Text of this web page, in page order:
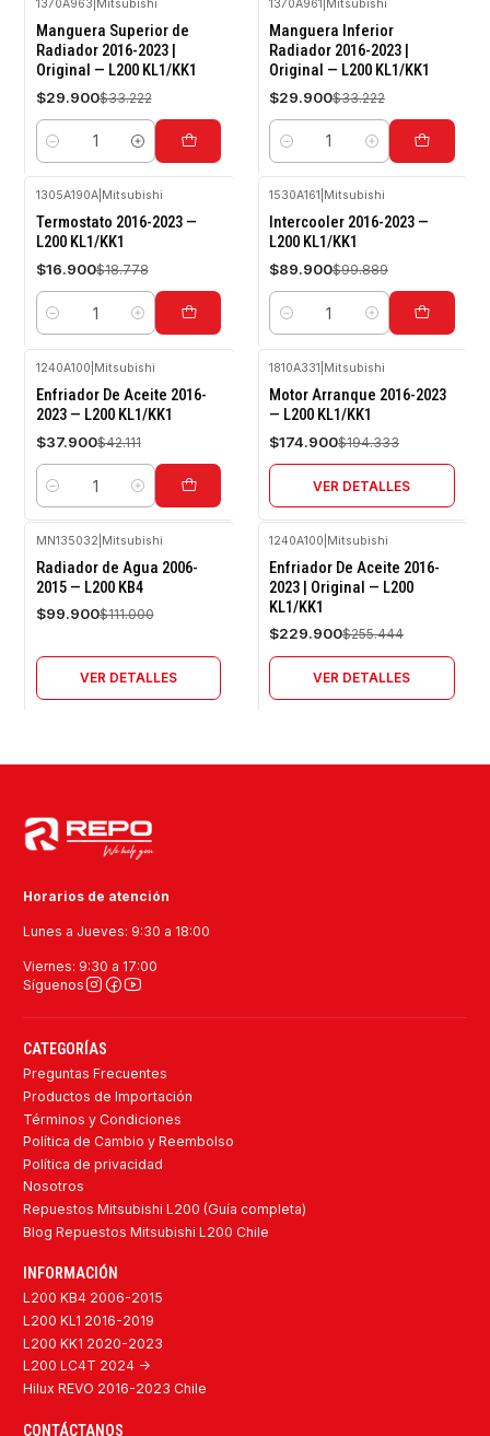
-10%
OFF
1370A963 Mitsubishi
Manguera Superior de
Radiador 2016-2023 |
Original — L200 KL1/KK1
$29.900$33.222
Cantidad
-10%
OFF
1370A961 Mitsubishi
Manguera Inferior
Radiador 2016-2023 |
Original — L200 KL1/KK1
$29.900$33.222
Cantidad
-10%
OFF
1305A190A| Mitsubishi
Termostato 2016-2023 —
L200 KL1/KK1
$16.900$18.778
Cantidad
-10%
OFF
1530A161 Mitsubishi
Intercooler 2016-2023 —
L200 KL1/KK1
$89.900$99.889
Cantidad
-10%
OFF
1240A100 Mitsubishi
Enfriador De Aceite 2016-
2023 — L200 KL1/KK1
$37.900$42.111
Cantidad
-10%
OFF
1810A331 Mitsubishi
Motor Arranque 2016-2023
— L200 KL1/KK1
$174.900$194.333
VER DETALLES
-10%
OFF
MN135032 Mitsubishi
Radiador de Agua 2006-
2015 — L200 KB4
$99.900$111.000
VER DETALLES
-10%
OFF
Agotado
1240A100 Mitsubishi
Enfriador De Aceite 2016-
2023 | Original — L200
KL1/KK1
$229.900$255.444
VER DETALLES
Horarios de atención
Lunes a Jueves: 9:30 a 18:00
Viernes: 9:30 a 17:00
Síguenos
CATEGORÍAS
Preguntas Frecuentes
Productos de Importación
Términos y Condiciones
Política de Cambio y Reembolso
Política de privacidad
Nosotros
Repuestos Mitsubishi L200 (Guía completa)
Blog Repuestos Mitsubishi L200 Chile
INFORMACIÓN
L200 KB4 2006-2015
L200 KL1 2016-2019
L200 KK1 2020-2023
L200 LC4T 2024 ->
Hilux REVO 2016-2023 Chile
CONTÁCTANOS